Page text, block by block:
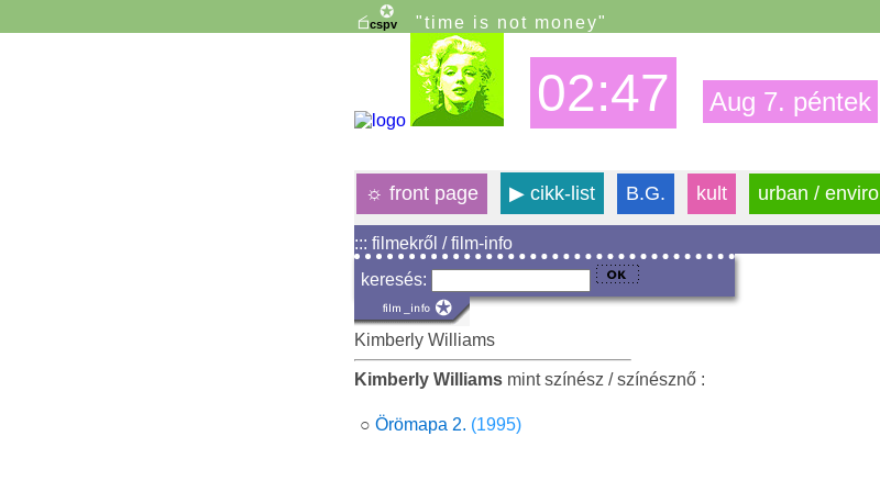
"time is not money"
02:47 Aug 7. péntek
☼ front page ▶ cikk-list B.G. kult urban / enviro
::: filmekről / film-info
keresés:
Kimberly Williams
Kimberly Williams mint színész / színésznő :
○ Örömapa 2. (1995)